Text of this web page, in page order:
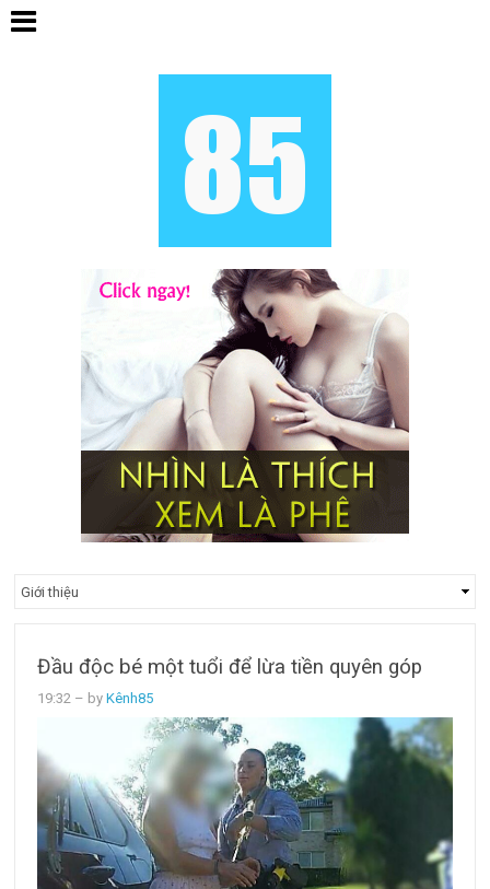
Đầu độc bé một tuổi để lừa tiền quyên góp
19:32 – byKênh85